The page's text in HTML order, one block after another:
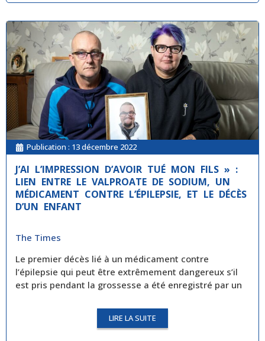
Publication : 13 décembre 2022
J’AI L’IMPRESSION D’AVOIR TUÉ MON FILS » :
LIEN ENTRE LE VALPROATE DE SODIUM, UN
MÉDICAMENT CONTRE L’ÉPILEPSIE, ET LE DÉCÈS
D’UN ENFANT
The Times
Le premier décès lié à un médicament contre
l’épilepsie qui peut être extrêmement dangereux s’il
est pris pendant la grossesse a été enregistré par un
LIRE LA SUITE